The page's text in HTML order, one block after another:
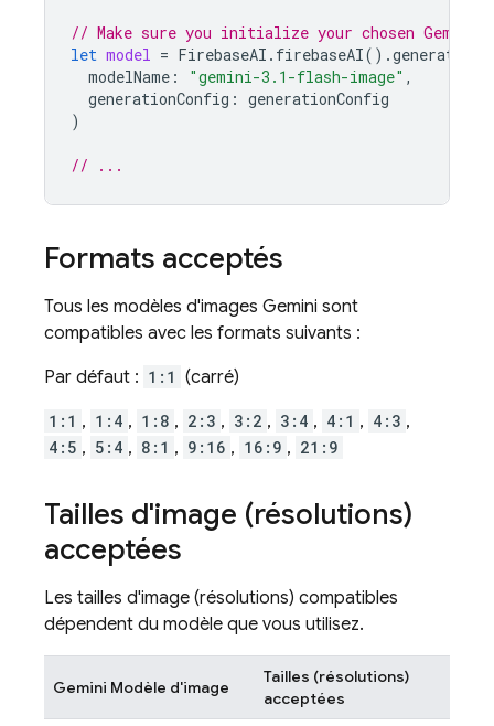
// Make sure you initialize your chosen Gemini
let model = FirebaseAI . firebaseAI().
modelName : "gemini-3.1-flash-image" ,
generationConfig : generationConfig
)
// ...
Formats acceptés
Tous les modèles d'images Gemini sont
compatibles avec les formats suivants :
Par défaut : 1:1 (carré)
1:1 , 1:4 , 1:8 , 2:3 , 3:2 , 3:4 , 4:1 , 4:3 ,
4:5 , 5:4 , 8:1 , 9:16 , 16:9 , 21:9
Tailles d'image (résolutions)
acceptées
Les tailles d'image (résolutions) compatibles
dépendent du modèle que vous utilisez.
Gemini Modèle d'image
Tailles (résolutions)
acceptées